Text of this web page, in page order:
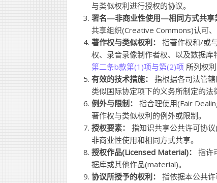
与类似权利进行授权的协议。
署名—非商业性使用—相同方式共享
共享组织(Creative Commons)认可
著作权与类似权利：
指著作权和/或
权、录音录像制作者权、以及数据库
第二条b款第(1)项与第(2)项 所列权
有效的技术措施：
指根据各司法管
类似国际协定项下的义务所制定的法
例外与限制：
指合理使用(Fair
著作权与类似权利的例外或限制。
授权要素：
指知识共享公共许可协
非商业性使用和相同方式共享。
授权作品(Licensed Material)：
指许
据库或其他作品(material)。
协议所授予的权利：
指依据本公共